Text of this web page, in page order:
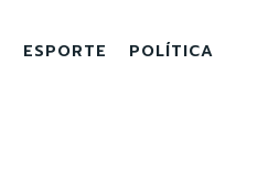
ESPORTE POLÍTICA